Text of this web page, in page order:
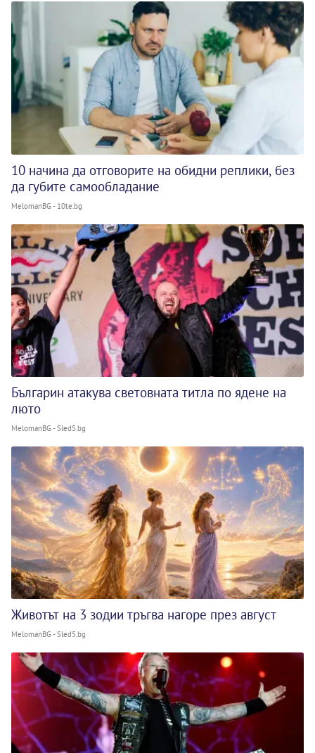
10 начина да отговорите на обидни реплики, без
да губите самообладание
MelomanBG - 10te.bg
Българин атакува световната титла по ядене на
люто
MelomanBG - Sled5.bg
Животът на 3 зодии тръгва нагоре през август
MelomanBG - Sled5.bg